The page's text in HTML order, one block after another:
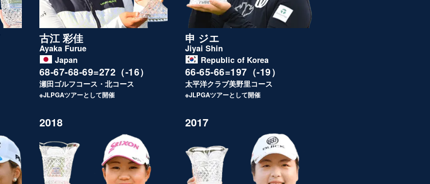
古江 彩佳
Ayaka Furue
Japan
68-67-68-69=272（-16）
瀬田ゴルフコース・北コース
※JLPGAツアーとして開催
申 ジエ
Jiyai Shin
Republic of Korea
66-65-66=197（-19）
太平洋クラブ美野里コース
※JLPGAツアーとして開催
2018 2017